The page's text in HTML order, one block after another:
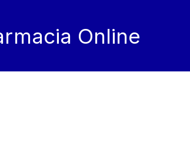
Online